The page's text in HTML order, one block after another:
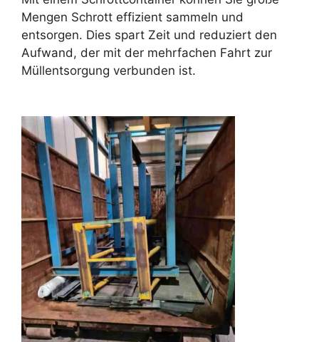
Mengen Schrott effizient sammeln und
entsorgen. Dies spart Zeit und reduziert den
Aufwand, der mit der mehrfachen Fahrt zur
Müllentsorgung verbunden ist.